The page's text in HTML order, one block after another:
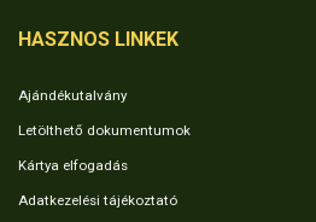
HASZNOS LINKEK
Ajándékutalvány
Letölthető dokumentumok
Kártya elfogadás
Adatkezelési tájékoztató